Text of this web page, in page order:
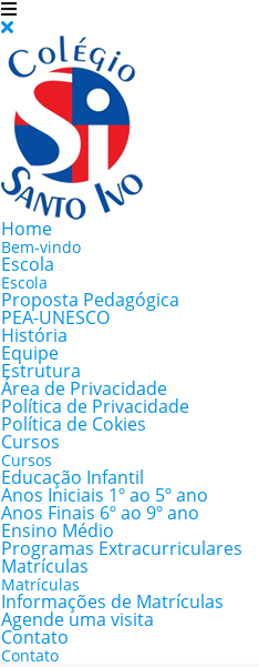
Home
Bem-vindo
Escola
Escola
Proposta Pedagógica
PEA-UNESCO
História
Equipe
Estrutura
Área de Privacidade
Política de Privacidade
Política de Cokies
Cursos
Cursos
Educação Infantil
Anos Iniciais 1º ao 5º ano
Anos Finais 6º ao 9º ano
Ensino Médio
Programas Extracurriculares
Matrículas
Matrículas
Informações de Matrículas
Agende uma visita
Contato
Contato